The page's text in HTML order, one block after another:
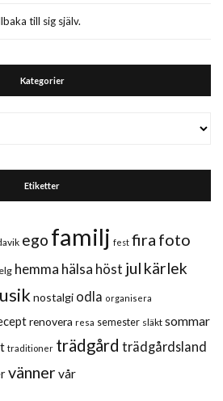
till sig själv.
Kategorier
Etiketter
ego familj fest fira foto
hemma hälsa höst jul kärlek
nostalgi odla organisera
renovera resa semester släkt sommar
traditioner trädgård trädgårdsland
vänner vår